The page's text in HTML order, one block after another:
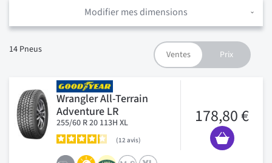
Modifier mes dimensions
14 Pneus
Wrangler All-Terrain
Adventure LR
255/60 R 20 113H XL
12 avis
178,80 €